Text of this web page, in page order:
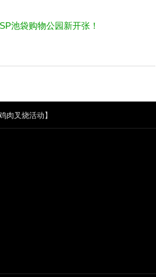
池袋购物公园新开张！
肉叉烧活动】